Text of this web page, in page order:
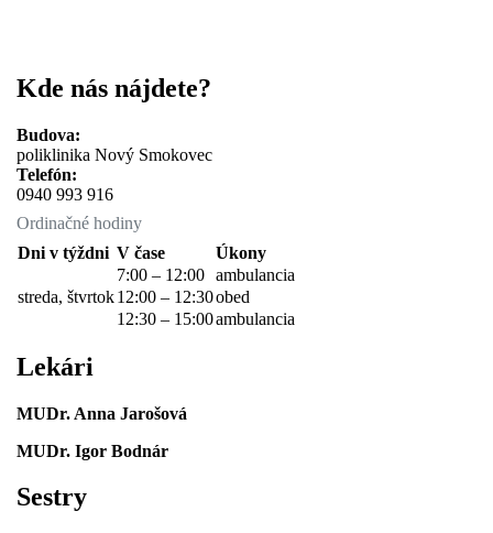
Kde nás nájdete?
Budova:
poliklinika Nový Smokovec
Telefón:
0940 993 916
Ordinačné hodiny
Dni v týždni V čase Úkony
streda, štvrtok
7:00 – 12:00 ambulancia
12:00 – 12:30obed
12:30 – 15:00ambulancia
Lekári
MUDr. Anna Jarošová
MUDr. Igor Bodnár
Sestry